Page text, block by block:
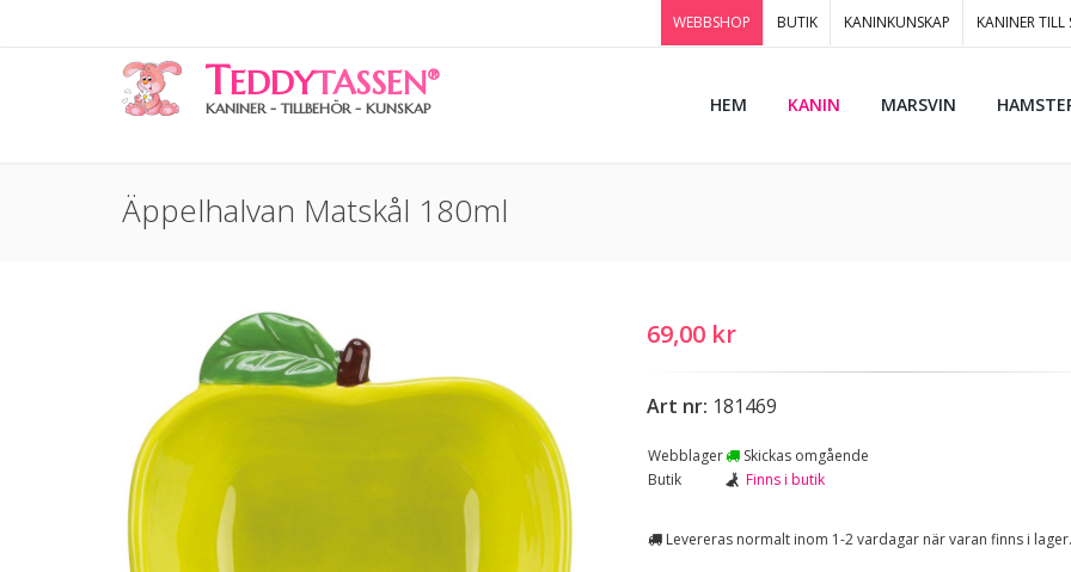
WEBBSHOP BUTIK KANINKUNSKAP KANINER TILL
TEDDYTASSEN®
KANINER - TILLBEHÖR - KUNSKAP HEM KANIN MARSVIN
Äppelhalvan Matskål 180ml
69,00 kr
Art nr: 181469
Webblager
Skickas omgående
Butik
Finns i butik
Levereras normalt inom 1-2 vardagar när varan finns i lager.